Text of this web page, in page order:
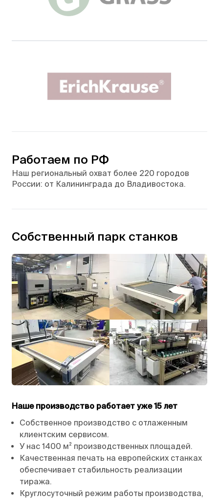
Работаем по РФ
Наш региональный охват более 220 городов
России: от Калининграда до Владивостока.
Собственный парк станков
Наше производство работает уже 15 лет
Собственное производство с отлаженным
клиентским сервисом.
У нас 1400 м² производственных площадей.
Качественная печать на европейских станках
обеспечивает стабильность реализации
тиража.
Круглосуточный режим работы производства,